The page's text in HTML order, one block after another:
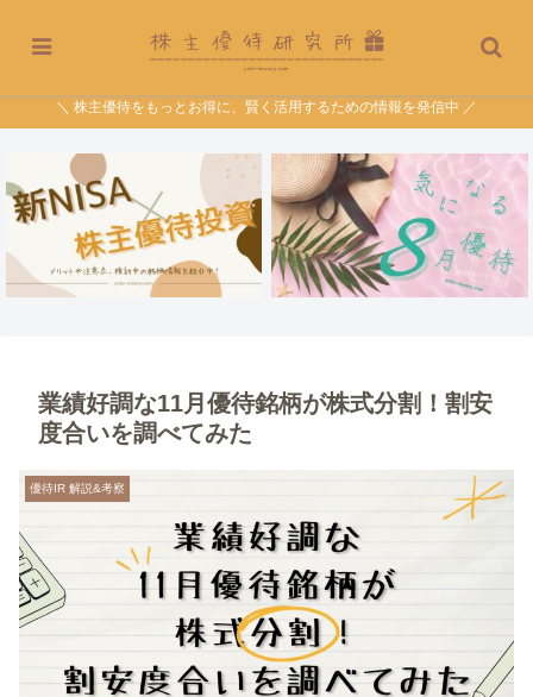
＼ 株主優待をもっとお得に、賢く活用するための情報を発信中 ／
業績好調な11月優待銘柄が株式分割！割安
度合いを調べてみた
優待IR 解説&考察